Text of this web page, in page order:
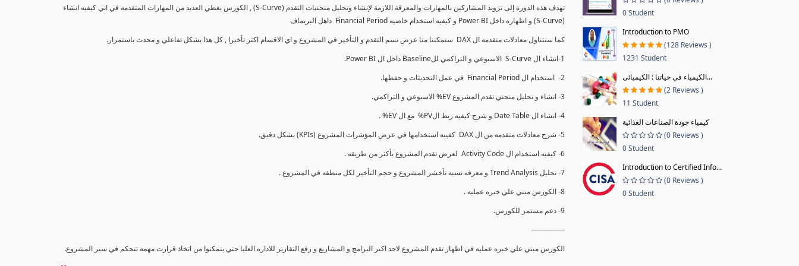
تهدف هذه الدورة إلى تزويد المشاركين بالمهارات والمعرفة اللازمة لإنشاء وتحليل منحنيات التقدم (S-Curve) , الكورس يغطي العديد من المهارات المتقدمه في اني كيفيه انشاء
(S-Curve) و اظهاره داخل Power BI و كيفيه استخدام خاصيه Financial Period داهل البريماف
كما سنتناول معادلات متقدمه ال DAX ستمكننا منا عرض نسم التقدم و التأخير في المشروع و اي الاقسام اكثر تأخيرا , كل هذا بشكل تفاعلي و محدث باستمرار.
1-انشاء ال S-Curve الاسبوعي و التراكمي للBaseline داخل ال Power BI.
2- استخدام ال Financial Period في عمل التحديثات و حفظها.
3- انشاء و تحليل منحني تقدم المشروع EV% الاسبوعي و التراكمي.
4- انشاء ال Date Table و شرح كيفيه ربط الPV% مع ال EV% .
5- شرح معادلات متقدمه من ال DAX كفييه استخدامها في عرض المؤشرات المشروع (KPIs) بشكل دقيق.
6- كيفيه استخدام ال Activity Code لعرض تقدم المشروع بأكثر من طريقه .
7- تحليل Trend Analysis و معرفه نسبه تأخشر المشروع و حجم التأخير لكل منطقه في المشروع .
8- الكورس مبني علي خبره عمليه .
9- دعم مستمر للكورس.
--------------
الكورس مبني علي خبره عمليه في اظهار تقدم المشروع لاحد اكبر البرامج و المشاريع و رفع التقارير للاداره العليا حتي يتمكنوا من اتخاذ قرارت مهمه تتحكم في سير المشروع.
0 Student
Introduction to PMO
(128 Reviews )
1231 Student
الكيمياء في حياتنا : الكيميائى...
(2 Reviews )
11 Student
كيمياء جودة الصناعات الغذائية
(0 Reviews )
0 Student
Introduction to Certified Info...
(0 Reviews )
0 Student